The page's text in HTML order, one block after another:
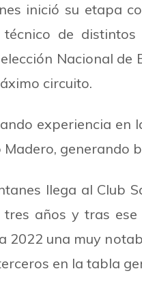
inició su etapa
de distintos
Nacional
circuito.
experiencia
generando
llega al Club
años y tras
2022 una muy
en la tabla